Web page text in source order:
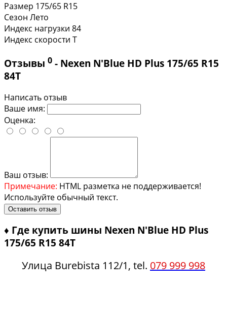
Размер 175/65 R15
Сезон Лето
Индекс нагрузки 84
Индекс скорости T
Отзывы 0 - Nexen N'Blue HD Plus 175/65 R15
84T
Написать отзыв
Ваше имя:
Оценка:
Ваш отзыв:
Примечание: HTML разметка не поддерживается!
Используйте обычный текст.
Оставить отзыв
♦ Где купить шины Nexen N'Blue HD Plus
175/65 R15 84T
Улица Burebista 112/1, tel. 079 999 998